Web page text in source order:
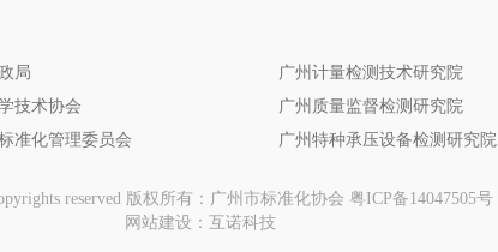
局 广州计量检测技术研究院
技术协会 广州质量监督检测研究院
准化管理委员会 广州特种承压设备检测研究院
reserved 版权所有：广州市标准化协会 粤ICP备14047505号
网站建设 ： 互诺科技